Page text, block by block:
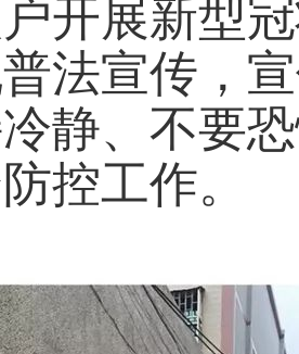
开展新型
法宣传，
静、不要
控工作。